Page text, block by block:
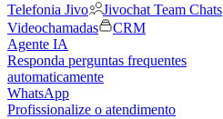
Telefonia Jivo
Jivochat Team Chats
Videochamadas
CRM
Agente IA
Responda perguntas frequentes
automaticamente
WhatsApp
Profissionalize o atendimento